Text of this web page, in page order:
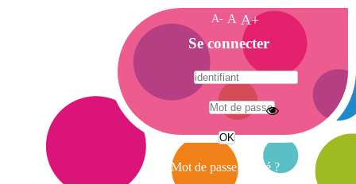
A- A A+
A
c
c
e
i
Se connecter
Mot de passe oublié ?
A
e